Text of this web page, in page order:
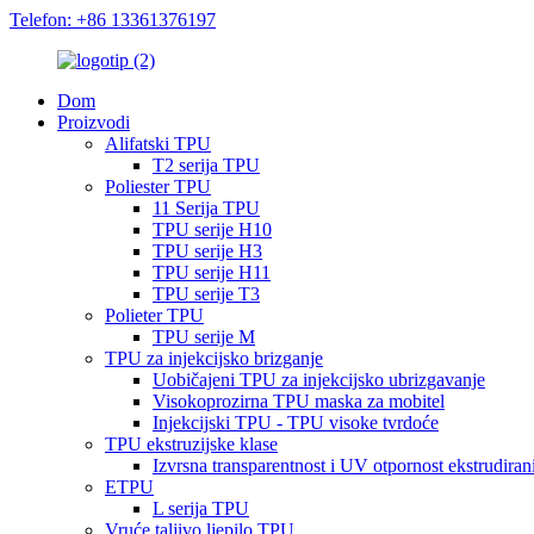
Telefon: +86 13361376197
Dom
Proizvodi
Alifatski TPU
T2 serija TPU
Poliester TPU
11 Serija TPU
TPU serije H10
TPU serije H3
TPU serije H11
TPU serije T3
Polieter TPU
TPU serije M
TPU za injekcijsko brizganje
Uobičajeni TPU za injekcijsko ubrizgavanje
Visokoprozirna TPU maska ​​za mobitel
Injekcijski TPU - TPU visoke tvrdoće
TPU ekstruzijske klase
Izvrsna transparentnost i UV otpornost
ETPU
L serija TPU
Vruće taljivo ljepilo TPU